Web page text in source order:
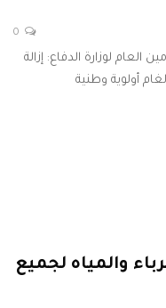
العام لوزارة الدفاع: إزالة
أولوية وطنية
والمياه لجميع